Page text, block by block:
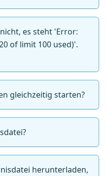
es steht 'Error:
of limit 100 used)'.
gleichzeitig starten?
herunterladen,